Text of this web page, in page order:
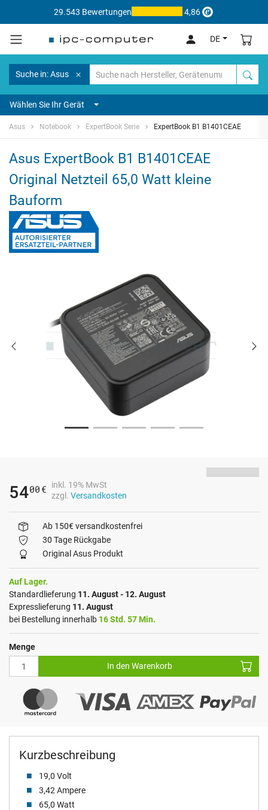
29.543 Bewertungen 4,86
DE
Suche in: Asus
Wählen Sie Ihr Gerät
Asus Notebook ExpertBook Serie ExpertBook B1 B1401CEAE
Asus ExpertBook B1 B1401CEAE
Original Netzteil 65,0 Watt kleine
Bauform
Kurzbeschreibung
19,0 Volt
3,42 Ampere
65,0 Watt
5400 €
inkl. 19% MwSt
zzgl. Versandkosten
Ab 150€ versandkostenfrei
30 Tage Rückgabe
Original Asus Produkt
Auf Lager.
Standardlieferung 11. August - 12. August
Expresslieferung 11. August
bei Bestellung innerhalb 16 Std. 57 Min.
Menge
In den Warenkorb